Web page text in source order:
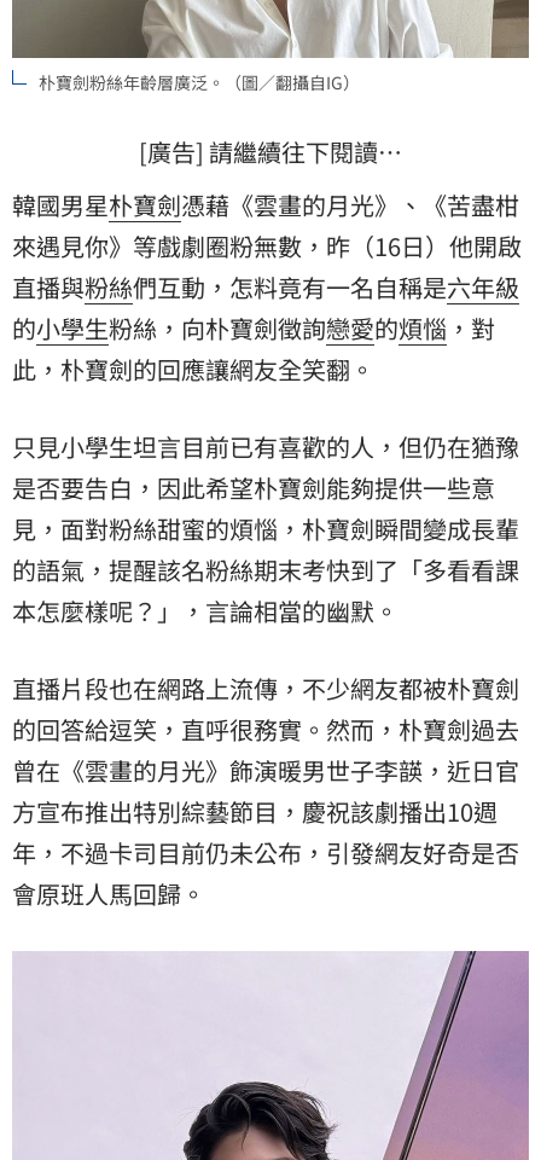
朴寶劍粉絲年齡層廣泛。（圖／翻攝自IG）
[廣告] 請繼續往下閱讀…
韓國男星朴寶劍憑藉《雲畫的月光》、《苦盡柑
來遇見你》等戲劇圈粉無數，昨（16日）他開啟
直播與粉絲們互動，怎料竟有一名自稱是六年級
的小學生粉絲，向朴寶劍徵詢戀愛的煩惱 ，對
此，朴寶劍的回應讓網友全笑翻。
只見小學生坦言目前已有喜歡的人，但仍在猶豫
是否要告白，因此希望朴寶劍能夠提供一些意
見，面對粉絲甜蜜的煩惱，朴寶劍瞬間變成長輩
的語氣，提醒該名粉絲期末考快到了「多看看課
本怎麼樣呢？」，言論相當的幽默。
直播片段也在網路上流傳，不少網友都被朴寶劍
的回答給逗笑，直呼很務實。然而，朴寶劍過去
曾在《雲畫的月光》飾演暖男世子李韺，近日官
方宣布推出特別綜藝節目，慶祝該劇播出10週
年，不過卡司目前仍未公布，引發網友好奇是否
會原班人馬回歸。